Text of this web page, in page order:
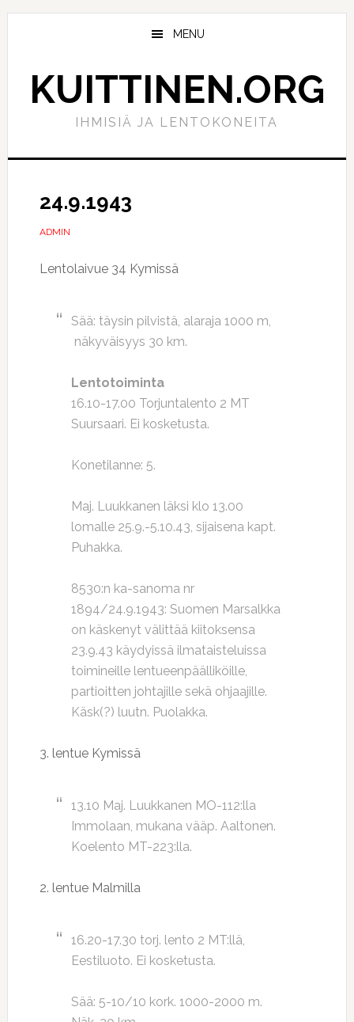
Hyppää
Hyppää
MENU
KUITTINEN.ORG
IHMISIÄ JA LENTOKONEITA
24.9.1943
ADMIN
Lentolaivue 34 Kymissä
Sää: täysin pilvistä, alaraja 1000 m,
näkyväisyys 30 km.
Lentotoiminta
16.10-17.00 Torjuntalento 2 MT
Suursaari. Ei kosketusta.
Konetilanne: 5.
Maj. Luukkanen läksi klo 13.00
lomalle 25.9.-5.10.43, sijaisena kapt.
Puhakka.
8530:n ka-sanoma nr
1894/24.9.1943: Suomen Marsalkka
on käskenyt välittää kiitoksensa
23.9.43 käydyissä ilmataisteluissa
toimineille lentueenpäälliköille,
partioitten johtajille sekä ohjaajille.
Käsk(?) luutn. Puolakka.
3. lentue Kymissä
13.10 Maj. Luukkanen MO-112:lla
Immolaan, mukana vääp. Aaltonen.
Koelento MT-223:lla.
2. lentue Malmilla
16.20-17.30 torj. lento 2 MT:llä,
Eestiluoto. Ei kosketusta.
Sää: 5-10/10 kork. 1000-2000 m.